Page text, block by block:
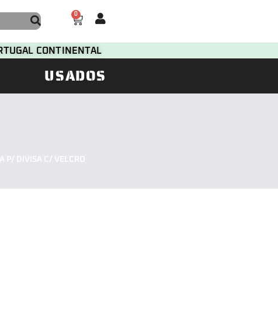
0
CONTINENTAL
USADOS
P/ DIVISA C/ VELCRO